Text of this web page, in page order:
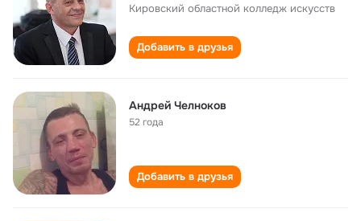
Кировский областной колледж искусств
Добавить в друзья
Андрей Челноков
52 года
Добавить в друзья